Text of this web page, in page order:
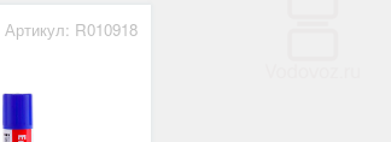
Артикул: R010918